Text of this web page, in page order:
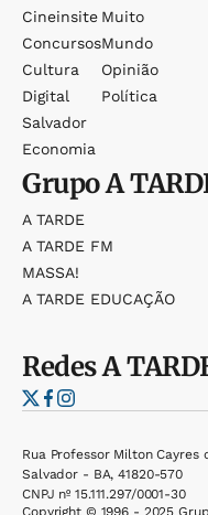
Cineinsite
Concursos
Cultura
Digital
Salvador
Economia
Muito
Mundo
Opinião
Política
GrupoA
A TARDE
A TARDE FM
MASSA!
A TARDE EDUCAÇÃO
RedesA
Rua Professor Milton Cayres
Salvador - BA, 41820-570
CNPJ nº 15.111.297/0001-30
Copyright © 1996 - 2025